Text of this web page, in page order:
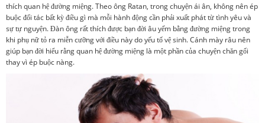
thích quan hệ đường miệng. Theo ông Ratan, trong chuyện ái ân, không nên ép
buộc đối tác bất kỳ điều gì mà mỗi hành động cần phải xuất phát từ tình yêu và
sự tự nguyện. Đàn ông rất thích được bạn đời âu yếm bằng đường miệng trong
khi phụ nữ tỏ ra miễn cưỡng với điều này do yếu tố vệ sinh. Cánh mày râu nên
giúp bạn đời hiểu rằng quan hệ đường miệng là một phần của chuyện chăn gối
thay vì ép buộc nàng.